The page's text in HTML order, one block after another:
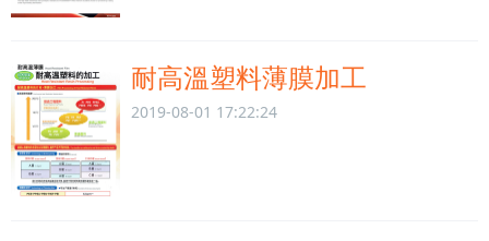
耐高溫塑料薄膜加工
2019-08-01 17:22:24